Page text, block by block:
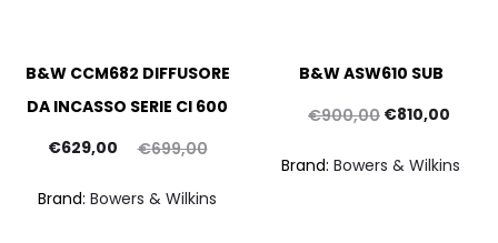
B&W CCM682 DIFFUSORE
DA INCASSO SERIE CI 600
€699,00
Il
€629,00
Brand: Bowers & Wilkins
B&W ASW610 SUB
€900,00 Il
€810,00
Brand: Bowers & Wilkins